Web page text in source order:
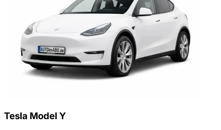
Tesla Model Y